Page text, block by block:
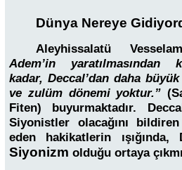
Dünya Nereye
Aleyhissalatü
Adem’in yaratılmasından
kadar, Deccal’dan daha
ve zulüm dönemi yoktur.” (
Fiten) buyurmaktadır.
Siyonistler olacağını
eden hakikatlerin ışığında,
Siyonizm olduğu ortaya